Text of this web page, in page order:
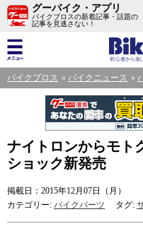
グーバイク・アプリ
バイクブロスの新着記事・話題の
記事を見逃さない！
バイクブロス バイクニュース
ナイトロンからモト
ショック新発売
掲載日：2015年12月07日（月）
カテゴリー: バイクパーツ タグ: